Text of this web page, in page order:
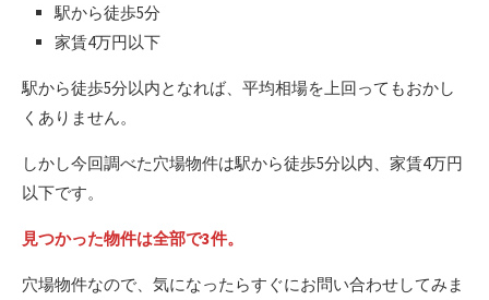
駅から徒歩5分
家賃4万円以下
駅から徒歩5分以内となれば、平均相場を上回ってもおかし
くありません。
しかし今回調べた穴場物件は駅から徒歩5分以内、家賃4万円
以下です。
見つかった物件は全部で3件。
穴場物件なので、気になったらすぐにお問い合わせしてみま